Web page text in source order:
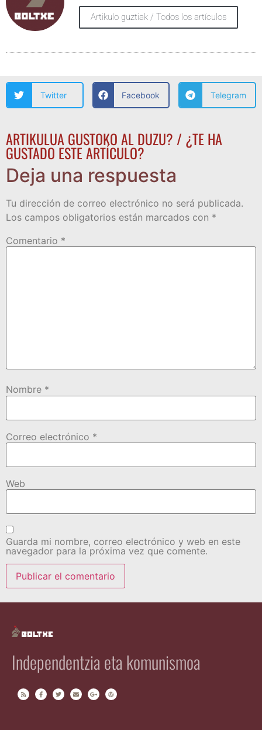
Artikulo guztiak / Todos los artículos
Twitter Facebook Telegram
ARTIKULUA GUSTOKO AL DUZU? / ¿TE HA
GUSTADO ESTE ARTÍCULO?
Deja una respuesta
Tu dirección de correo electrónico no será publicada.
Los campos obligatorios están marcados con *
Comentario *
Nombre *
Correo electrónico *
Web
Guarda mi nombre, correo electrónico y web en este
navegador para la próxima vez que comente.
Independentzia eta komunismoa